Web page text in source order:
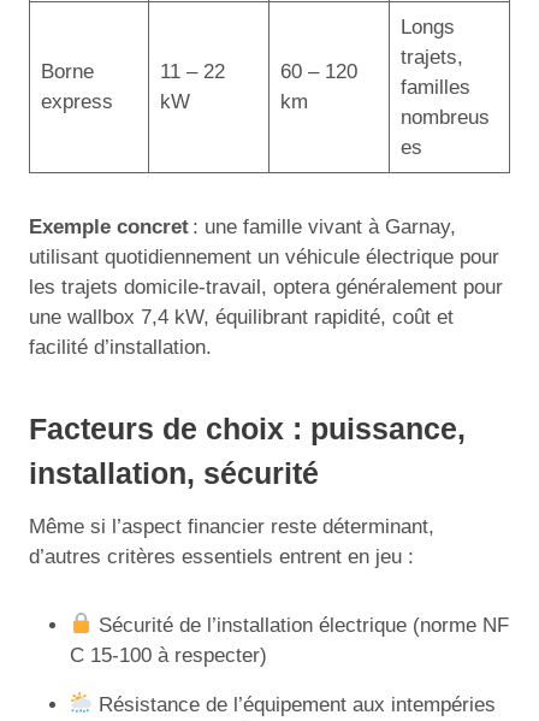
Borne
express
11 – 22
kW
60 – 120
km
Longs
trajets,
familles
nombreus
es
Exemple concret : une famille vivant à Garnay,
utilisant quotidiennement un véhicule électrique pour
les trajets domicile-travail, optera généralement pour
une wallbox 7,4 kW, équilibrant rapidité, coût et
facilité d’installation.
Facteurs de choix : puissance,
installation, sécurité
Même si l’aspect financier reste déterminant,
d’autres critères essentiels entrent en jeu :
Sécurité de l’installation électrique (norme NF
C 15-100 à respecter)
Résistance de l’équipement aux intempéries